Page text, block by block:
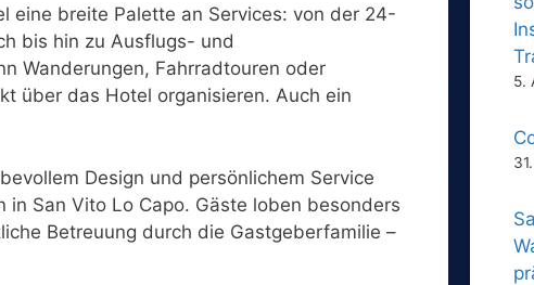
eine breite Palette an Services: von der 24-
bis hin zu Ausflugs- und
Wanderungen, Fahrradtouren oder
über das Hotel organisieren. Auch ein
Design und persönlichem Service
San Vito Lo Capo. Gäste loben besonders
Betreuung durch die Gastgeberfamilie –
5.